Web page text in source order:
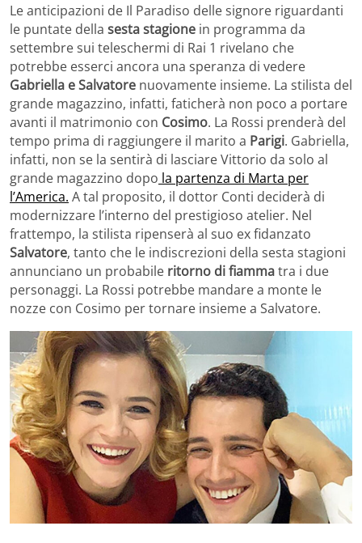
Le anticipazioni de Il Paradiso delle signore riguardanti
le puntate della sesta stagione in programma da
settembre sui teleschermi di Rai 1 rivelano che
potrebbe esserci ancora una speranza di vedere
Gabriella e Salvatore nuovamente insieme. La stilista del
grande magazzino, infatti, faticherà non poco a portare
avanti il matrimonio con Cosimo. La Rossi prenderà del
tempo prima di raggiungere il marito a Parigi. Gabriella,
infatti, non se la sentirà di lasciare Vittorio da solo al
grande magazzino dopo la partenza di Marta per
l’America. A tal proposito, il dottor Conti deciderà di
modernizzare l’interno del prestigioso atelier. Nel
frattempo, la stilista ripenserà al suo ex fidanzato
Salvatore, tanto che le indiscrezioni della sesta stagioni
annunciano un probabile ritorno di fiammatra i due
personaggi. La Rossi potrebbe mandare a monte le
nozze con Cosimo per tornare insieme a Salvatore.